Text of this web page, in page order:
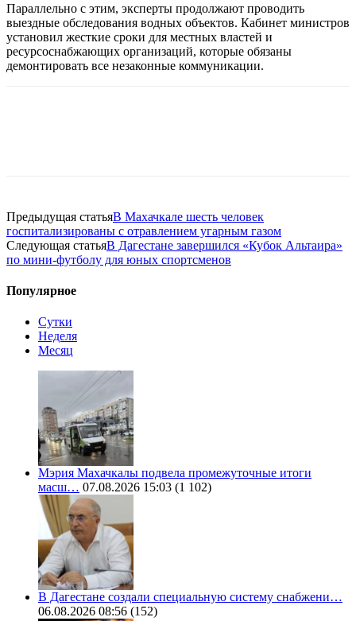
Параллельно с этим, эксперты продолжают проводить
выездные обследования водных объектов. Кабинет министров
установил жесткие сроки для местных властей и
ресурсоснабжающих организаций, которые обязаны
демонтировать все незаконные коммуникации.
Предыдущая статьяВ Махачкале шесть человек
госпитализированы с отравлением угарным газом
Следующая статьяВ Дагестане завершился «Кубок Альтаира»
по мини-футболу для юных спортсменов
Популярное
Сутки
Неделя
Месяц
Мэрия Махачкалы подвела промежуточные итоги
масш… 07.08.2026 15:03 (1 102)
В Дагестане создали специальную систему снабжени…
06.08.2026 08:56 (152)